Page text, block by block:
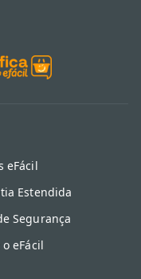
eFácil
Estendida
Segurança
eFácil